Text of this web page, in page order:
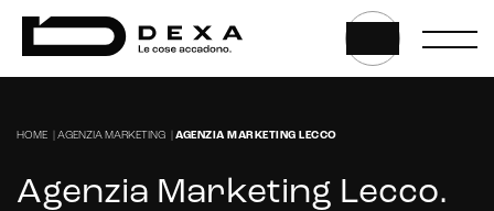
Marketplace for selling
E-commerce management
HOME AGENZIA MARKETING AGENZIA MARKETING LECCO
Agenzia Marketing Lecco.